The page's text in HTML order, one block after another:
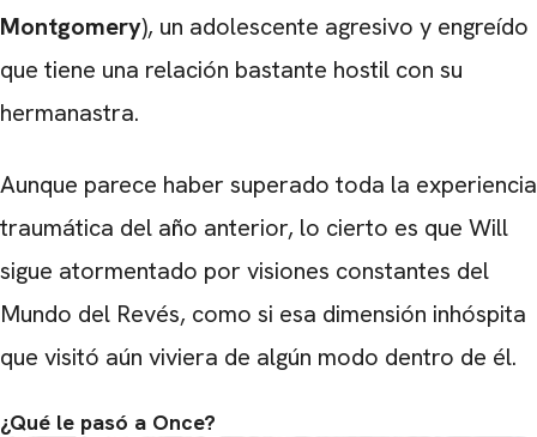
Montgomery), un adolescente agresivo y engreído
que tiene una relación bastante hostil con su
hermanastra.
Aunque parece haber superado toda la experiencia
traumática del año anterior, lo cierto es que Will
sigue atormentado por visiones constantes del
Mundo del Revés, como si esa dimensión inhóspita
que visitó aún viviera de algún modo dentro de él.
¿Qué le pasó a Once?